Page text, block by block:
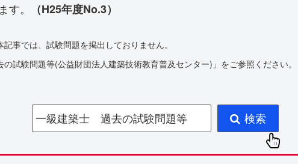
。
（H25年度No.3）
事では、試験問題を掲出しておりません。
試験問題等(公益財団法人建築技術教育普及センター)」をご参照ください。
一級建築士 過去の試験問題等 検索